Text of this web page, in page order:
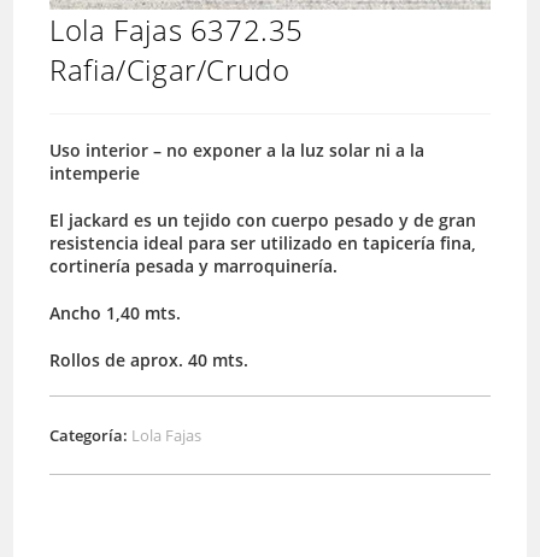
Lola Fajas 6372.35
Rafia/Cigar/Crudo
Uso interior – no exponer a la luz solar ni a la
intemperie
El jackard es un tejido con cuerpo pesado y de gran
resistencia ideal para ser utilizado en tapicería fina,
cortinería pesada y marroquinería.
Ancho 1,40 mts.
Rollos de aprox. 40 mts.
Categoría: Lola Fajas